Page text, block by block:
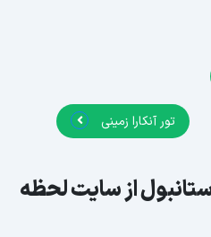
تور آنکارا زمینی
از سایت لحظه